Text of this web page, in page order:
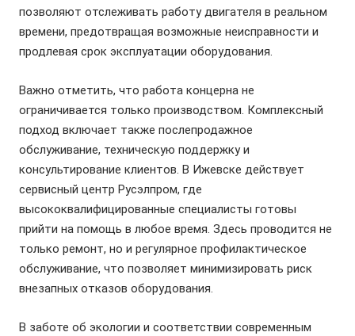
позволяют отслеживать работу двигателя в реальном
времени, предотвращая возможные неисправности и
продлевая срок эксплуатации оборудования.
Важно отметить, что работа концерна не
ограничивается только производством. Комплексный
подход включает также послепродажное
обслуживание, техническую поддержку и
консультирование клиентов. В Ижевске действует
сервисный центр Русэлпром, где
высококвалифицированные специалисты готовы
прийти на помощь в любое время. Здесь проводится не
только ремонт, но и регулярное профилактическое
обслуживание, что позволяет минимизировать риск
внезапных отказов оборудования.
В заботе об экологии и соответствии современным